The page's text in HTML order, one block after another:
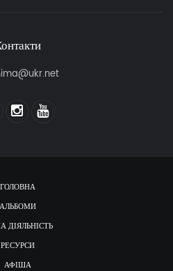
ГОЛОВНА
АЛЬБОМИ
ДІЯЛЬНІСТЬ
РЕСУРСИ
АФІША